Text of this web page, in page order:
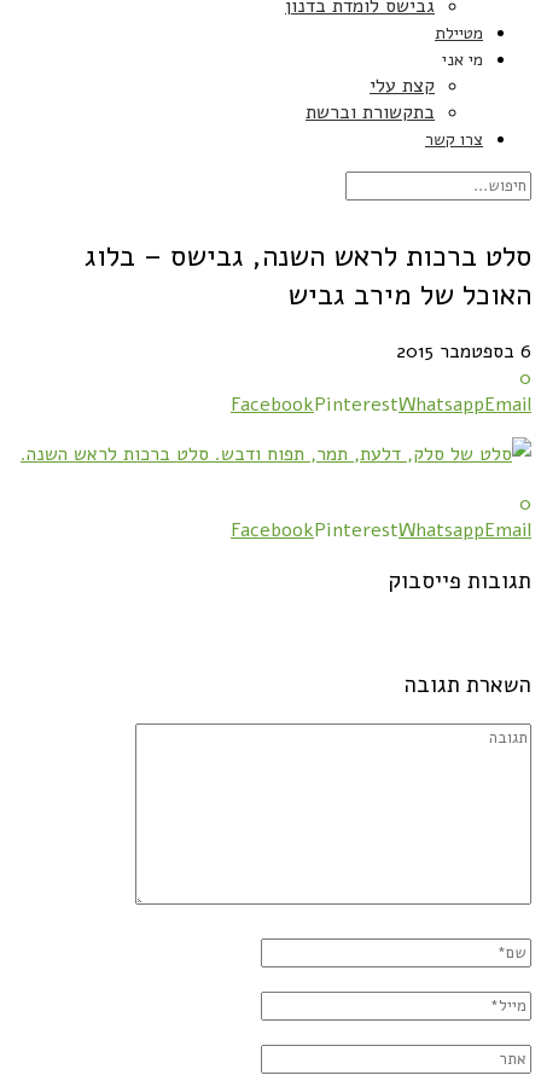
גבישס לומדת בדנון
מטיילת
מי אני
קצת עלי
בתקשורת וברשת
צרו קשר
סלט ברכות לראש השנה, גבישס – בלוג
האוכל של מירב גביש
6 בספטמבר 2015
0
FacebookPinterestWhatsappEmail
0
FacebookPinterestWhatsappEmail
תגובות פייסבוק
השארת תגובה